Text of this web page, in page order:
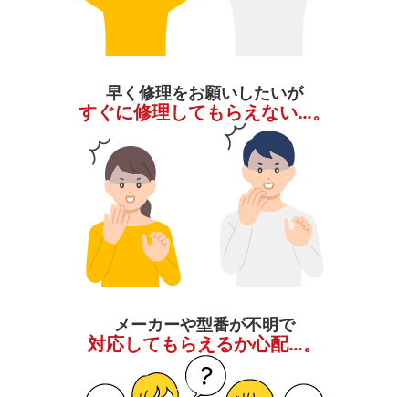
早く修理をお願いしたいが
すぐに修理してもらえない…。
メーカーや型番が不明で
対応してもらえるか心配…。